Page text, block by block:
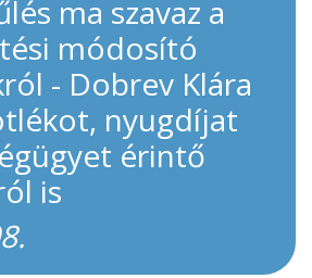
ma szavaz a
módosító
- Dobrev Klára
nyugdíjat
érintő
is